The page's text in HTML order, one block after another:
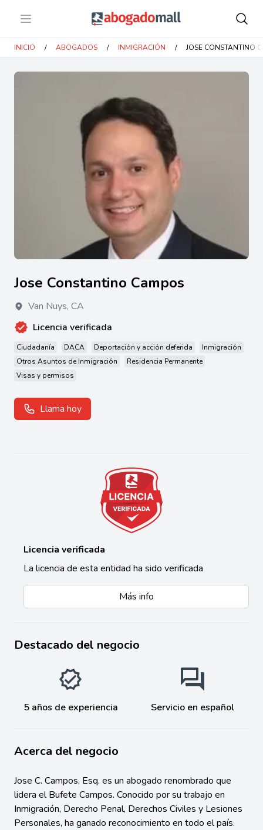
Open menu Abogadomall
INICIO / ABOGADOS / INMIGRACIÓN / JOSE CONSTANTINO
Jose Constantino Campos
Van Nuys, CA
Licencia verificada
Ciudadanía DACA Deportación y acción deferida
Inmigración
Otros Asuntos de Inmigración
Residencia Permanente
Visas y permisos
Llama hoy
Licencia verificada
La licencia de esta entidad ha sido verificada
Más info
Destacado del negocio
5 años de experiencia Servicio en español
Acerca del negocio
Jose C. Campos, Esq. es un abogado renombrado que
lidera el Bufete Campos. Conocido por su trabajo en
Inmigración, Derecho Penal, Derechos Civiles y Lesiones
Personales, ha ganado reconocimiento en todo el país.